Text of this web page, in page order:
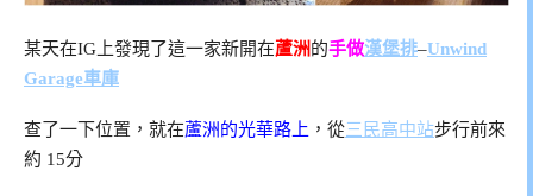
某天在IG上發現了這一家新開在蘆洲的手做漢堡排–Unwind
Garage車庫
查了一下位置，就在蘆洲的光華路上 ，從三民高中站步行前來
約 15分